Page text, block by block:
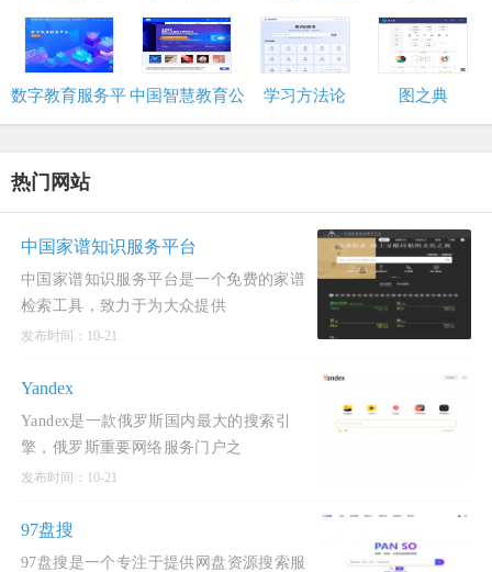
数字教育服务平中国智慧教育公 学习方法论 图之典
热门网站
中国家谱知识服务平台
中国家谱知识服务平台是一个免费的家谱
检索工具，致力于为大众提供
发布时间：10-21
Yandex
Yandex是一款俄罗斯国内最大的搜索引
擎，俄罗斯重要网络服务门户之
发布时间：10-21
97盘搜
97盘搜是一个专注于提供网盘资源搜索服